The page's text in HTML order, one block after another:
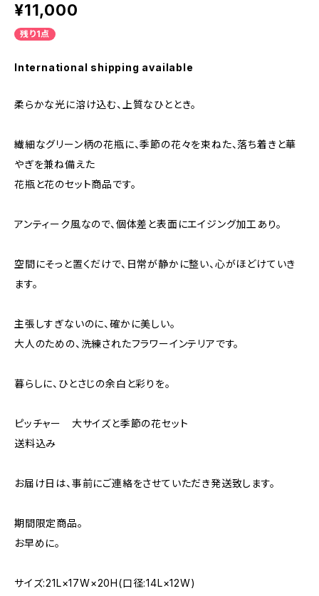
¥11,000
残り1点
International shipping available
柔らかな光に溶け込む、上質なひととき。
繊細なグリーン柄の花瓶に、季節の花々を束ねた、落ち着きと華
やぎを兼ね備えた
花瓶と花のセット商品です。
アンティーク風なので、個体差と表面にエイジング加工あり。
空間にそっと置くだけで、日常が静かに整い、心がほどけていき
ます。
主張しすぎないのに、確かに美しい。
大人のための、洗練されたフラワーインテリアです。
暮らしに、ひとさじの余白と彩りを。
ピッチャー 大サイズと季節の花セット
送料込み
お届け日は、事前にご連絡をさせていただき発送致します。
期間限定商品。
お早めに。
サイズ:21L×17W×20H(口径:14L×12W)